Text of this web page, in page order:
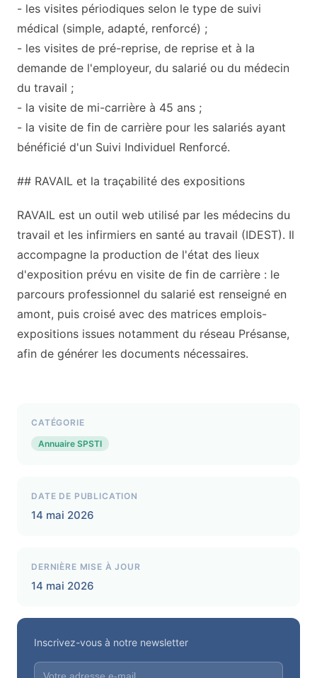
- les visites périodiques selon le type de suivi
médical (simple, adapté, renforcé) ;
- les visites de pré-reprise, de reprise et à la
demande de l'employeur, du salarié ou du médecin
du travail ;
- la visite de mi-carrière à 45 ans ;
- la visite de fin de carrière pour les salariés ayant
bénéficié d'un Suivi Individuel Renforcé.
## RAVAIL et la traçabilité des expositions
RAVAIL est un outil web utilisé par les médecins du
travail et les infirmiers en santé au travail (IDEST). Il
accompagne la production de l'état des lieux
d'exposition prévu en visite de fin de carrière : le
parcours professionnel du salarié est renseigné en
amont, puis croisé avec des matrices emplois-
expositions issues notamment du réseau Présanse,
afin de générer les documents nécessaires.
CATÉGORIE
Annuaire SPSTI
DATE DE PUBLICATION
14 mai 2026
DERNIÈRE MISE À JOUR
14 mai 2026
Inscrivez-vous à notre newsletter